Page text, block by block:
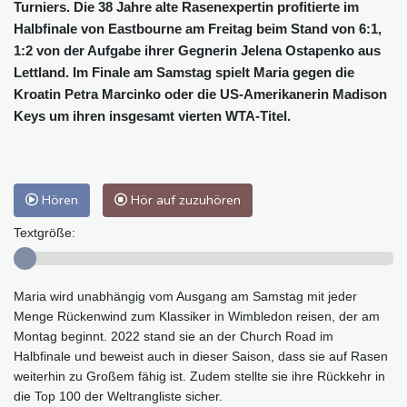
Turniers. Die 38 Jahre alte Rasenexpertin profitierte im
Halbfinale von Eastbourne am Freitag beim Stand von 6:1,
1:2 von der Aufgabe ihrer Gegnerin Jelena Ostapenko aus
Lettland. Im Finale am Samstag spielt Maria gegen die
Kroatin Petra Marcinko oder die US-Amerikanerin Madison
Keys um ihren insgesamt vierten WTA-Titel.
Hören Hör auf zuzuhören
Textgröße:
Maria wird unabhängig vom Ausgang am Samstag mit jeder
Menge Rückenwind zum Klassiker in Wimbledon reisen, der am
Montag beginnt. 2022 stand sie an der Church Road im
Halbfinale und beweist auch in dieser Saison, dass sie auf Rasen
weiterhin zu Großem fähig ist. Zudem stellte sie ihre Rückkehr in
die Top 100 der Weltrangliste sicher.